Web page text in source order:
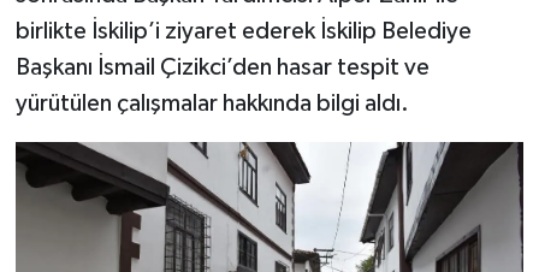
birlikte İskilip’i ziyaret ederek İskilip Belediye
Başkanı İsmail Çizikci’den hasar tespit ve
yürütülen çalışmalar hakkında bilgi aldı.